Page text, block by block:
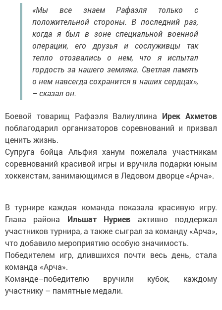
«Мы все знаем Рафаэля только с
положительной стороны. В последний раз,
когда я был в зоне специальной военной
операции, его друзья и сослуживцы так
тепло отозвались о нем, что я испытал
гордость за нашего земляка. Светлая память
о нем навсегда сохранится в наших сердцах»,
– сказал он.
Боевой товарищ Рафаэля Валиуллина Ирек Ахметов
поблагодарил организаторов соревнований и призвал
ценить жизнь.
Супруга бойца Альфия ханум пожелала участникам
соревнований красивой игры и вручила подарки юным
хоккеистам, занимающимся в Ледовом дворце «Арча».
В турнире каждая команда показала красивую игру.
Глава района Ильшат Нуриев активно поддержал
участников турнира, а также сыграл за команду «Арча»,
что добавило мероприятию особую значимость.
Победителем игр, длившихся почти весь день, стала
команда «Арча».
Команде–победителю вручили кубок, каждому
участнику – памятные медали.